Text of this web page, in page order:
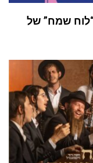
“לוח שמח” של